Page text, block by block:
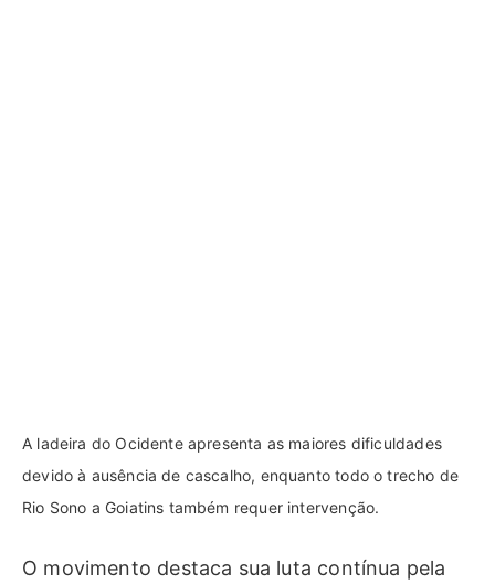
A ladeira do Ocidente apresenta as maiores dificuldades
devido à ausência de cascalho, enquanto todo o trecho de
Rio Sono a Goiatins também requer intervenção.
O movimento destaca sua luta contínua pela